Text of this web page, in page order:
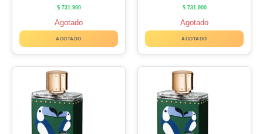
$731.900
Agotado
AGOTADO
$731.900
Agotado
AGOTADO